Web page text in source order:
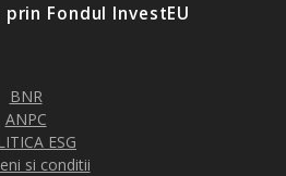
prin Fondul InvestEU
BNR
ANPC
ESG
si conditii